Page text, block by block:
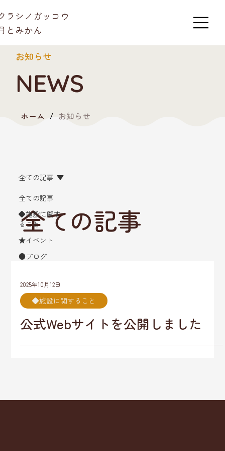
ラシノガッコウ
とみかん
お知らせ
NEWS
ホーム / お知らせ
全ての記事
◆施設に関す
ること
★イベント
●ブログ
全ての記事
全ての記事
2025年10月12日
◆施設に関すること
公式Webサイトを公開しました